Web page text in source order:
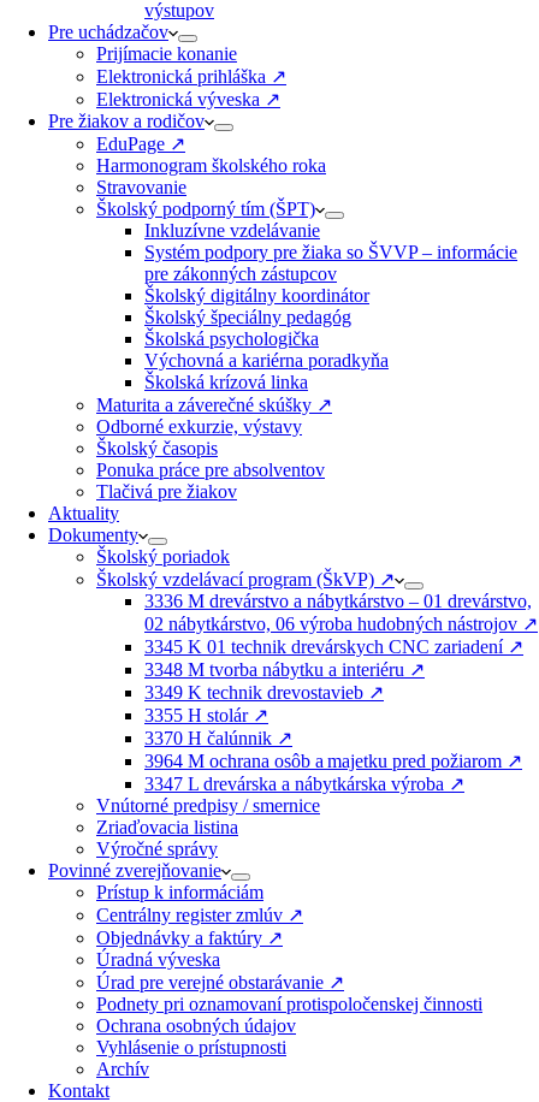
výstupov
Pre uchádzačov
Prijímacie konanie
Elektronická prihláška ↗️
Elektronická výveska ↗️
Pre žiakov a rodičov
EduPage ↗️
Harmonogram školského roka
Stravovanie
Školský podporný tím (ŠPT)
Inkluzívne vzdelávanie
Systém podpory pre žiaka so ŠVVP – informácie
pre zákonných zástupcov
Školský digitálny koordinátor
Školský špeciálny pedagóg
Školská psychologička
Výchovná a kariérna poradkyňa
Školská krízová linka
Maturita a záverečné skúšky ↗️
Odborné exkurzie, výstavy
Školský časopis
Ponuka práce pre absolventov
Tlačivá pre žiakov
Aktuality
Dokumenty
Školský poriadok
Školský vzdelávací program (ŠkVP) ↗️
3336 M drevárstvo a nábytkárstvo – 01 drevárstvo,
02 nábytkárstvo, 06 výroba hudobných nástrojov ↗️
3345 K 01 technik drevárskych CNC zariadení ↗️
3348 M tvorba nábytku a interiéru ↗️
3349 K technik drevostavieb ↗️
3355 H stolár ↗️
3370 H čalúnnik ↗️
3964 M ochrana osôb a majetku pred požiarom ↗️
3347 L drevárska a nábytkárska výroba ↗️
Vnútorné predpisy / smernice
Zriaďovacia listina
Výročné správy
Povinné zverejňovanie
Prístup k informáciám
Centrálny register zmlúv ↗️
Objednávky a faktúry ↗️
Úradná výveska
Úrad pre verejné obstarávanie ↗️
Podnety pri oznamovaní protispoločenskej činnosti
Ochrana osobných údajov
Vyhlásenie o prístupnosti
Archív
Kontakt